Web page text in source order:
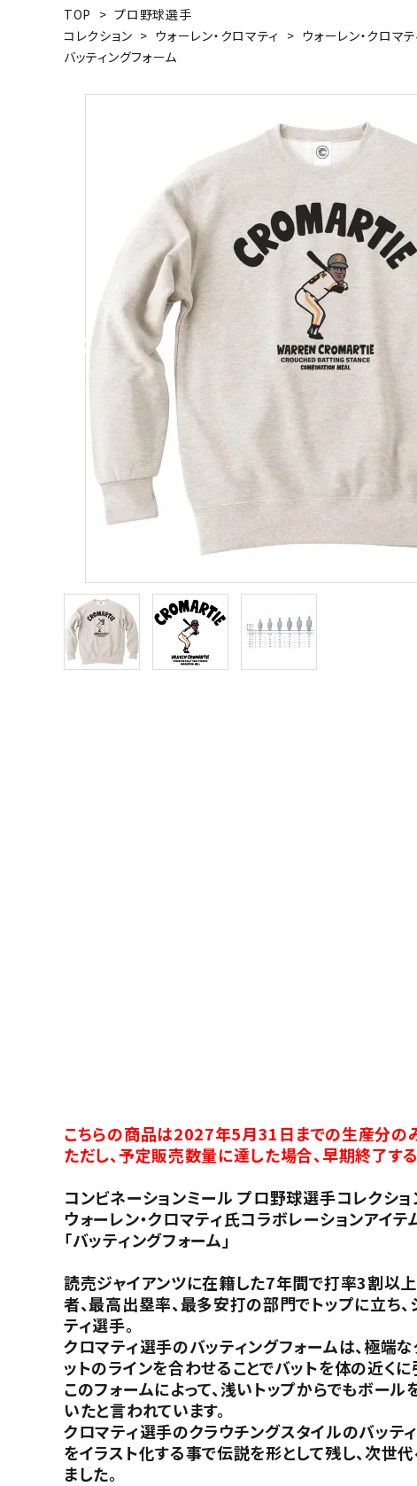
キャンベル料理長 湘南のわん
TOP > プロ野球選手
コレクション > ウォーレン・クロマティ > ウォーレン・クロマテ
バッティングフォーム
こちらの商品は2027年5月31日までの生産分の
ただし、予定販売数量に達した場合、早期終了す
コンビネーションミール プロ野球選手コレクショ
ウォーレン・クロマティ氏コラボレーションアイテ
「バッティングフォーム」
読売ジャイアンツに在籍した7年間で打率3割以
者、最高出塁率、最多安打の部門でトップに立ち
ティ選手。
クロマティ選手のバッティングフォームは、極端
ットのラインを合わせることでバットを体の近く
このフォームによって、浅いトップからでもボー
いたと言われています。
クロマティ選手のクラウチングスタイルのバッテ
をイラスト化する事で伝説を形として残し、次
ました。